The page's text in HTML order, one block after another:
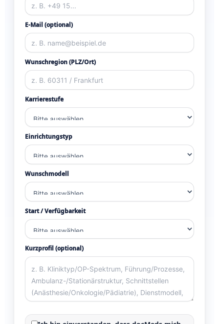
E-Mail (optional)
Wunschregion (PLZ/Ort)
Karrierestufe
Einrichtungstyp
Wunschmodell
Start / Verfügbarkeit
Kurzprofil (optional)